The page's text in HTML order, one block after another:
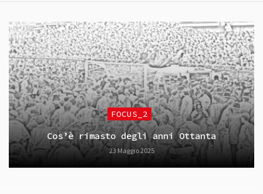
FOCUS_2
Cos’è rimasto degli anni Ottanta
23 Maggio 2025